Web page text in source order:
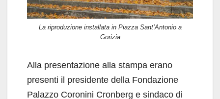
La riproduzione installata in Piazza Sant’Antonio a
Gorizia
Alla presentazione alla stampa erano
presenti il presidente della Fondazione
Palazzo Coronini Cronberg e sindaco di